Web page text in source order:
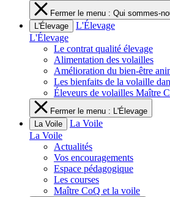
Fermer le menu : Qui sommes-
L'Élevage
L'Élevage
L'Élevage
Le contrat qualité élevage
Alimentation des volailles
Amélioration du bien-être
Les bienfaits de la volaille
Éleveurs de volailles Maître
Fermer le menu : L'Élevage
La Voile
La Voile
La Voile
Actualités
Vos encouragements
Espace pédagogique
Les courses
Maître CoQ et la voile